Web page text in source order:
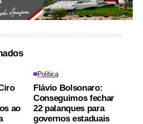
ao
Política
Flávio Bolsonaro:
Conseguimos fechar
22 palanques para
governos estaduais